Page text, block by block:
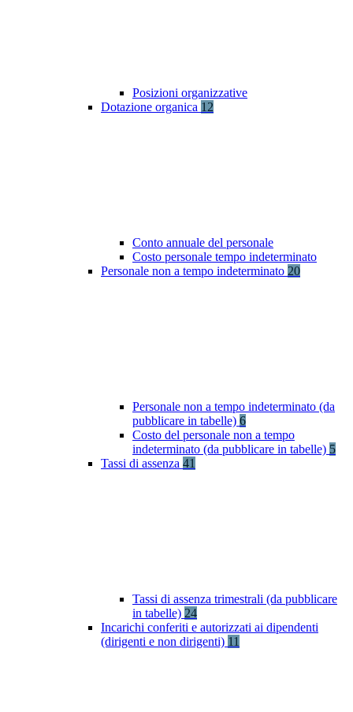
Posizioni organizzative
Dotazione organica 12
Conto annuale del personale
Costo personale tempo indeterminato
Personale non a tempo indeterminato 20
Personale non a tempo indeterminato (da
pubblicare in tabelle) 6
Costo del personale non a tempo
indeterminato (da pubblicare in tabelle) 5
Tassi di assenza 41
Tassi di assenza trimestrali (da pubblicare
in tabelle) 24
Incarichi conferiti e autorizzati ai dipendenti
(dirigenti e non dirigenti) 11